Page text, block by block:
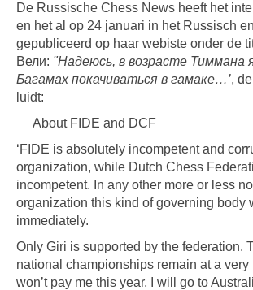
De Russische Chess News heeft het
en het al op 24 januari in het Russisch
gepubliceerd op haar webiste onder de
Вели: "Надеюсь, в возрасте Тиммана
Багамах покачиваться в гамаке…’,
luidt:
About FIDE and DCF
‘FIDE is absolutely incompetent and
organization, while Dutch Chess
incompetent. In any other more or less
organization this kind of governing body
immediately.
Only Giri is supported by the federation.
national championships remain at a very
won’t pay me this year, I will go to